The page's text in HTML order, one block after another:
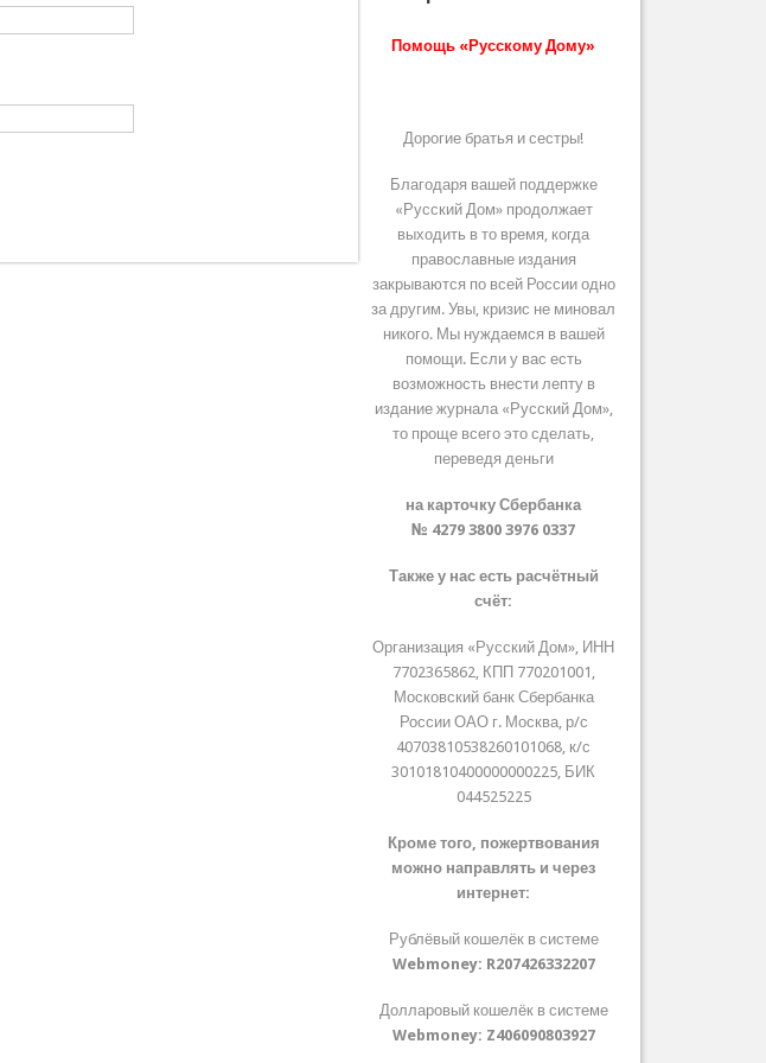
Помощь «Русскому Дому»
Дорогие братья и сестры!
Благодаря вашей поддержке
«Русский Дом» продолжает
выходить в то время, когда
православные издания
закрываются по всей России одно
за другим. Увы, кризис не миновал
никого. Мы нуждаемся в вашей
помощи. Если у вас есть
возможность внести лепту в
издание журнала «Русский Дом»,
то проще всего это сделать,
переведя деньги
на карточку Сбербанка
№ 4279 3800 3976 0337
Также у нас есть расчётный
счёт:
Организация «Русский Дом», ИНН
7702365862, КПП 770201001,
Московский банк Сбербанка
России ОАО г. Москва, р/с
40703810538260101068, к/с
30101810400000000225, БИК
044525225
Кроме того, пожертвования
можно направлять и через
интернет:
Рублёвый кошелёк в системе
Webmoney: R207426332207
Долларовый кошелёк в системе
Webmoney: Z406090803927